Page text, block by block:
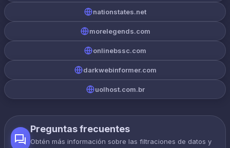
nationstates.net
morelegends.com
onlinebssc.com
darkwebinformer.com
uolhost.com.br
Preguntas frecuentes
Obtén más información sobre las filtraciones de datos y